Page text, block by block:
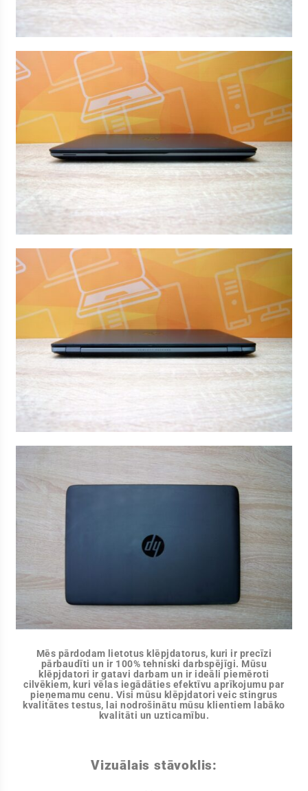
Mēs pārdodam lietotus klēpjdatorus, kuri ir precīzi
pārbaudīti un ir 100% tehniski darbspējīgi. Mūsu
klēpjdatori ir gatavi darbam un ir ideāli piemēroti
cilvēkiem, kuri vēlas iegādāties efektīvu aprīkojumu par
pieņemamu cenu. Visi mūsu klēpjdatori veic stingrus
kvalitātes testus, lai nodrošinātu mūsu klientiem labāko
kvalitāti un uzticamību.
Vizuālais stāvoklis: